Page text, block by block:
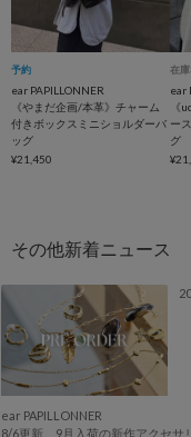
予約
ear PAPILLONNER
《やまだ企画/本革》チャーム
付きボックスミニショルダーバ
ッグ
¥21,450
在
ear
《
ー
グ
ear PAPILLONNER
8/6更新 9月入荷の新作アクセサ